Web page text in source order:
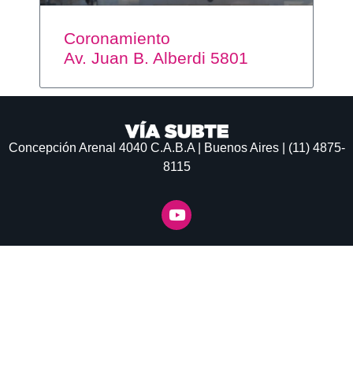
Coronamiento
Av. Juan B. Alberdi 5801
Concepción Arenal 4040C.A.B.A | Buenos Aires | (11) 4875-
8115